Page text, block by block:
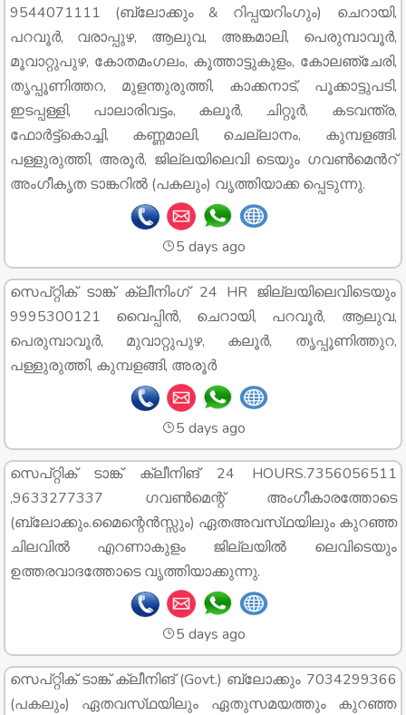
9544071111 (ബ്ലോക്കും & റിപ്പയറിംഗും) ചെറായി,
പറവൂർ, വരാപ്പുഴ, ആലുവ, അങ്കമാലി, പെരുമ്പാവൂർ,
മൂവാറ്റുപുഴ, കോതമംഗലം, കൂത്താട്ടുകുളം, കോലഞ്ചേരി,
തൃപ്പൂണിത്തറ, മുളന്തുരുത്തി, കാക്കനാട്, പൂക്കാട്ടുപടി,
ഇടപ്പള്ളി, പാലാരിവട്ടം, കലൂർ, ചിറ്റൂർ, കടവന്ത്ര,
ഫോർട്ട്കൊച്ചി, കണ്ണമാലി, ചെല്ലാനം, കുമ്പളങ്ങി.
പള്ളുരുത്തി, അരൂർ, ജില്ലയിലെവി ടെയും ഗവൺമെൻറ്
അംഗീകൃത ടാങ്കറിൽ (പകലും) വൃത്തിയാക്ക പ്പെടുന്നു.
5 days ago
സെപ്റ്റിക് ടാങ്ക് ക്ലീനിംഗ് 24 HR ജില്ലയിലെവിടെയും
9995300121 വൈപ്പിൻ, ചെറായി, പറവൂർ, ആലുവ,
പെരുമ്പാവൂർ, മുവാറ്റുപുഴ, കലൂർ, തൃപ്പൂണിത്തുറ,
പള്ളുരുത്തി, കുമ്പളങ്ങി, അരൂർ
5 days ago
സെപ്റ്റിക് ടാങ്ക് ക്ലീനിങ് 24 HOURS.7356056511
,9633277337 ഗവൺമെന്റ് അംഗീകാരത്തോടെ
(ബ്ലോക്കും.മൈന്റെൻസ്സും) ഏതഅവസ്‌ഥയിലും കുറഞ്ഞ
ചിലവിൽ എറണാകുളം ജില്ലയിൽ ലെവിടെയും
ഉത്തരവാദത്തോടെ വൃത്തിയാക്കുന്നു.
5 days ago
സെപ്റ്റിക് ടാങ്ക് ക്ലീനിങ് (Govt.) ബ്ലോക്കും 7034299366
(പകലും) ഏതവസ്‌ഥയിലും ഏതുസമയത്തും കുറഞ്ഞ